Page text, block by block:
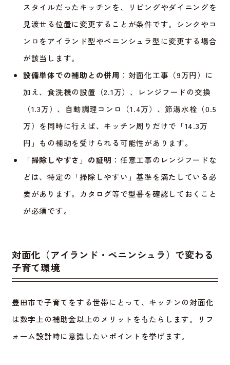
スタイルだったキッチンを、リビングやダイニングを
見渡せる位置に変更することが条件です。シンクやコ
ンロをアイランド型やペニンシュラ型に変更する場合
が該当します。
設備単体での補助との併用 ：対面化工事（9万円）に
加え、食洗機の設置（2.1万）、レンジフードの交換
（1.3万）、自動調理コンロ（1.4万）、節湯水栓（0.5
万）を同時に行えば、キッチン周りだけで「14.3万
円」もの補助を受けられる可能性があります。
「掃除しやすさ」の証明 ：任意工事のレンジフードな
どは、特定の「掃除しやすい」基準を満たしている必
要があります。カタログ等で型番を確認しておくこと
が必須です。
対面化（アイランド・ペニンシュラ）で変わる
子育て環境
豊田市で子育てをする世帯にとって、キッチンの対面化
は数字上の補助金以上のメリットをもたらします。リフ
ォーム設計時に意識したいポイントを挙げます。